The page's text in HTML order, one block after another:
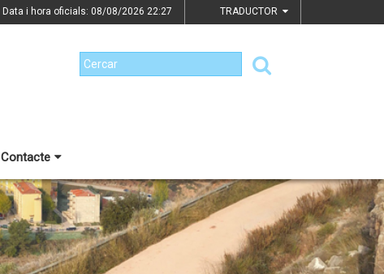
Data i hora oficials: 08/08/2026 22:27 TRADUCTOR
Contacte